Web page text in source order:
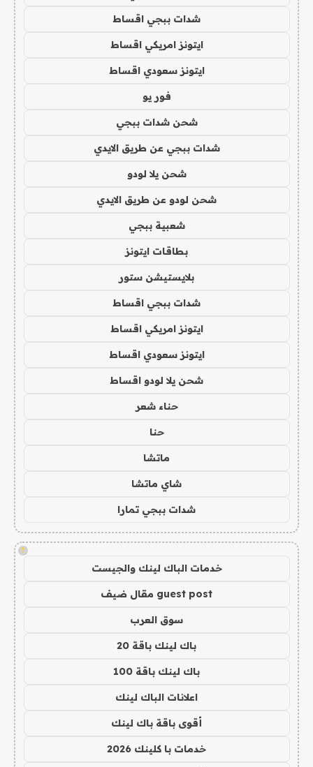
شدات ببجي اقساط
ايتونز امريكي اقساط
ايتونز سعودي اقساط
فور يو
شحن شدات ببجي
شدات ببجي عن طريق الايدي
شحن يلا لودو
شحن لودو عن طريق الايدي
شعبية ببجي
بطاقات ايتونز
بلايستيشن ستور
شدات ببجي اقساط
ايتونز امريكي اقساط
ايتونز سعودي اقساط
شحن يلا لودو اقساط
حناء شعر
حنا
ماتشا
شاي ماتشا
شدات ببجي تمارا
!
خدمات الباك لينك والجيست
guest post مقال ضيف
سوق العرب
باك لينك باقة 20
باك لينك باقة 100
اعلانات الباك لينك
أقوى باقة باك لينك
خدمات با كلينك 2026